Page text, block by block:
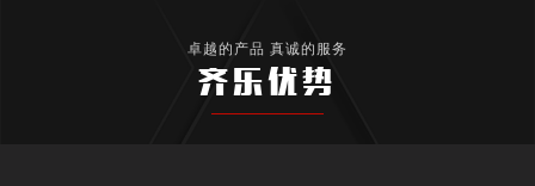
卓越的产品 真诚的服务
齐乐优势